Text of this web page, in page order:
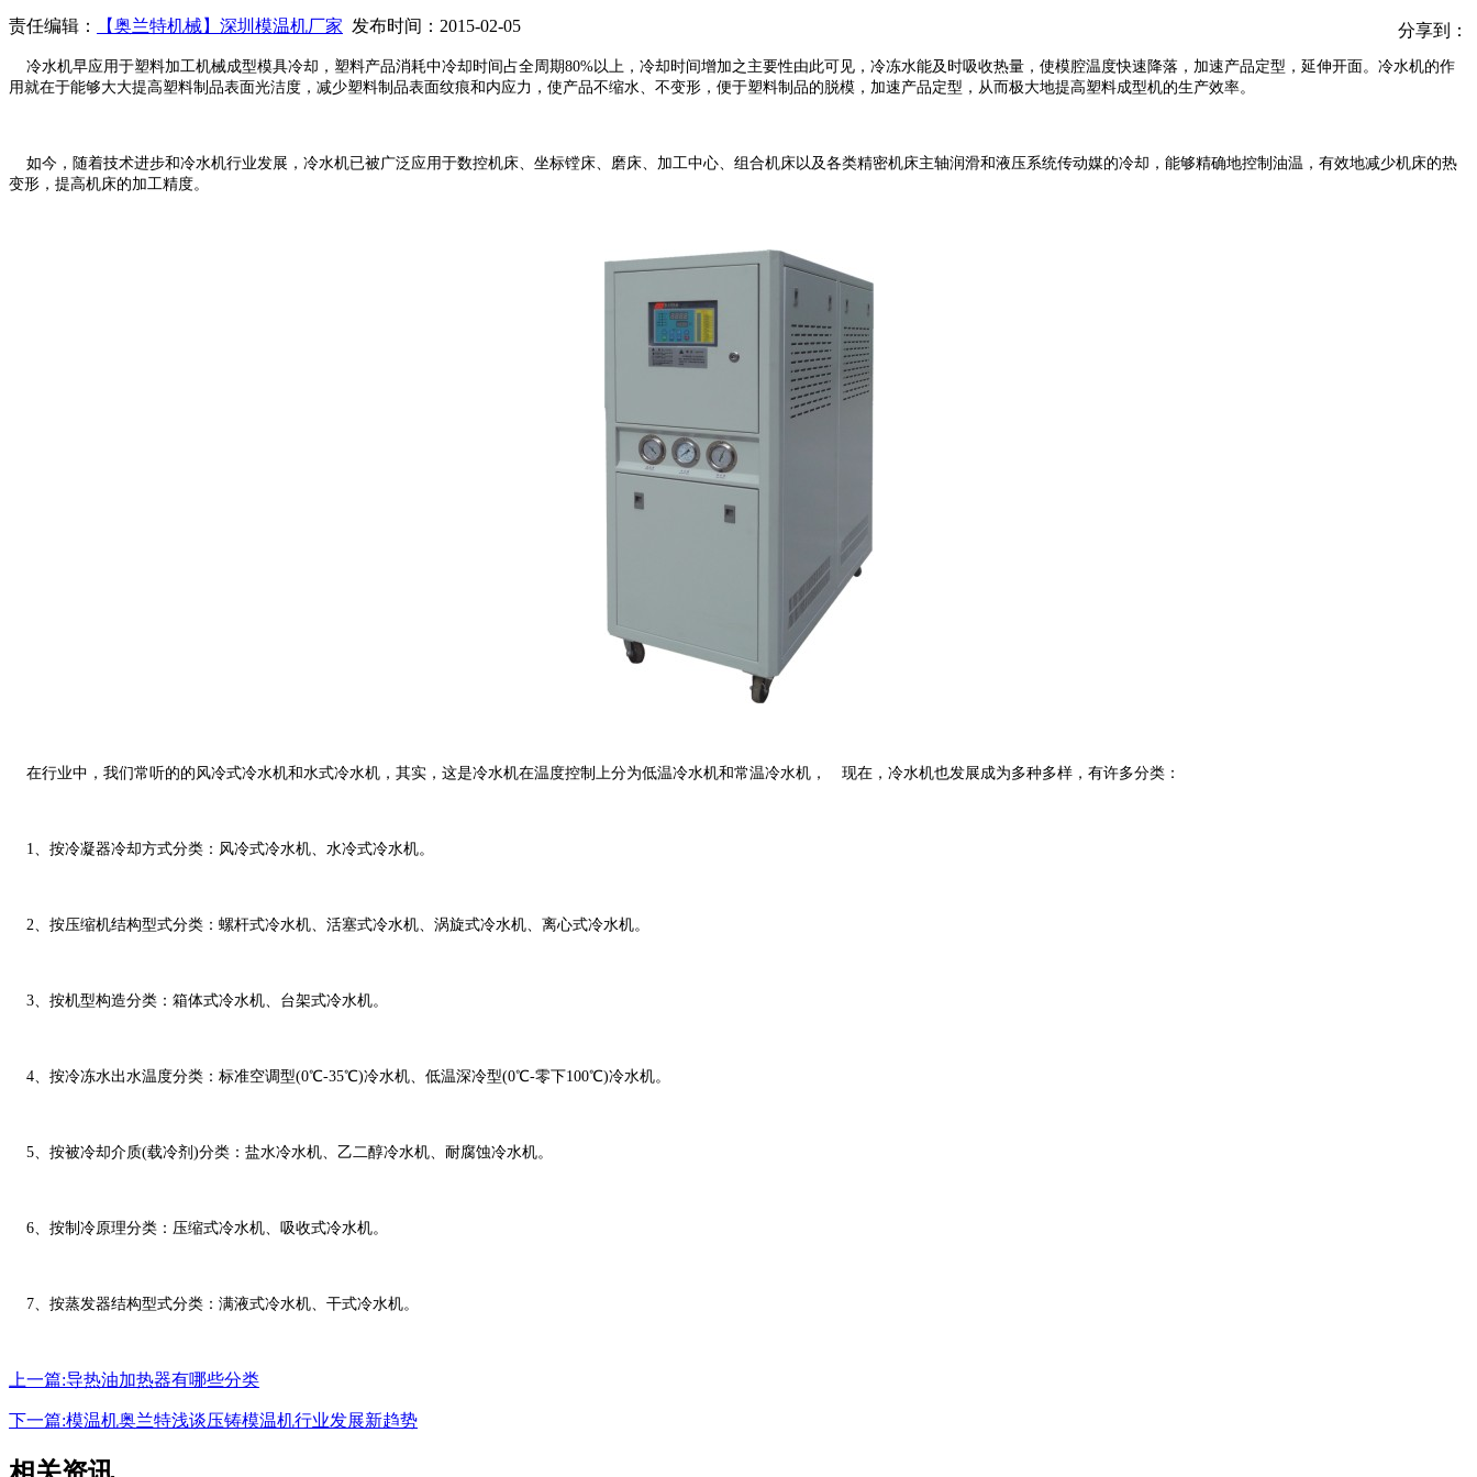
责任编辑： 【奥兰特机械】深圳模温机厂家 发布时间：2015-02-05 分享到：
冷水机早应用于塑料加工机械成型模具冷却，塑料产品消耗中冷却时间占全周期80%以上，冷却时间增加之主要性由此可见，冷冻水能及时吸收热量，使模腔温度快速降落，加速产品定型，延伸开面。冷水机的作
用就在于能够大大提高塑料制品表面光洁度，减少塑料制品表面纹痕和内应力，使产品不缩水、不变形，便于塑料制品的脱模，加速产品定型，从而极大地提高塑料成型机的生产效率。
如今，随着技术进步和冷水机行业发展，冷水机已被广泛应用于数控机床、坐标镗床、磨床、加工中心、组合机床以及各类精密机床主轴润滑和液压系统传动媒的冷却，能够精确地控制油温，有效地减少机床的热
变形，提高机床的加工精度。
在行业中，我们常听的的风冷式冷水机和水式冷水机，其实，这是冷水机在温度控制上分为低温冷水机和常温冷水机， 现在，冷水机也发展成为多种多样，有许多分类：
1、按冷凝器冷却方式分类：风冷式冷水机、水冷式冷水机。
2、按压缩机结构型式分类：螺杆式冷水机、活塞式冷水机、涡旋式冷水机、离心式冷水机。
3、按机型构造分类：箱体式冷水机、台架式冷水机。
4、按冷冻水出水温度分类：标准空调型(0℃-35℃)冷水机、低温深冷型(0℃-零下100℃)冷水机。
5、按被冷却介质(载冷剂)分类：盐水冷水机、乙二醇冷水机、耐腐蚀冷水机。
6、按制冷原理分类：压缩式冷水机、吸收式冷水机。
7、按蒸发器结构型式分类：满液式冷水机、干式冷水机。
上一篇:导热油加热器有哪些分类
下一篇:模温机奥兰特浅谈压铸模温机行业发展新趋势